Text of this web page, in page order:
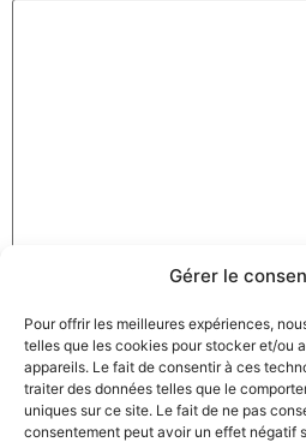
Gérer le
Pour offrir les meilleures expériences,
telles que les cookies pour stocker et/ou
appareils. Le fait de consentir à ces
traiter des données telles que le
uniques sur ce site. Le fait de ne pas
consentement peut avoir un effet négatif
E-mail*